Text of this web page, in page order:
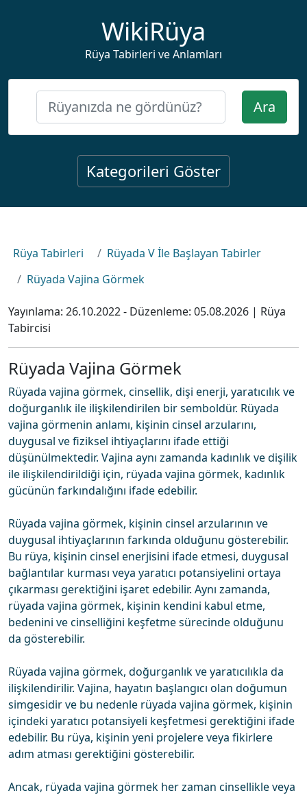
WikiRüya
Rüya Tabirleri ve Anlamları
Ara
Kategorileri Göster
Rüya Tabirleri
Rüyada V İle Başlayan Tabirler
Rüyada Vajina Görmek
Yayınlama: 26.10.2022- Düzenleme: 05.08.2026 | Rüya
Tabircisi
Rüyada Vajina Görmek
Rüyada vajina görmek, cinsellik, dişi enerji, yaratıcılık ve
doğurganlık ile ilişkilendirilen bir semboldür. Rüyada
vajina görmenin anlamı, kişinin cinsel arzularını,
duygusal ve fiziksel ihtiyaçlarını ifade ettiği
düşünülmektedir. Vajina aynı zamanda kadınlık ve dişilik
ile ilişkilendirildiği için, rüyada vajina görmek, kadınlık
gücünün farkındalığını ifade edebilir.
Rüyada vajina görmek, kişinin cinsel arzularının ve
duygusal ihtiyaçlarının farkında olduğunu gösterebilir.
Bu rüya, kişinin cinsel enerjisini ifade etmesi, duygusal
bağlantılar kurması veya yaratıcı potansiyelini ortaya
çıkarması gerektiğini işaret edebilir. Aynı zamanda,
rüyada vajina görmek, kişinin kendini kabul etme,
bedenini ve cinselliğini keşfetme sürecinde olduğunu
da gösterebilir.
Rüyada vajina görmek, doğurganlık ve yaratıcılıkla da
ilişkilendirilir. Vajina, hayatın başlangıcı olan doğumun
simgesidir ve bu nedenle rüyada vajina görmek, kişinin
içindeki yaratıcı potansiyeli keşfetmesi gerektiğini ifade
edebilir. Bu rüya, kişinin yeni projelere veya fikirlere
adım atması gerektiğini gösterebilir.
Ancak, rüyada vajina görmek her zaman cinsellikle veya